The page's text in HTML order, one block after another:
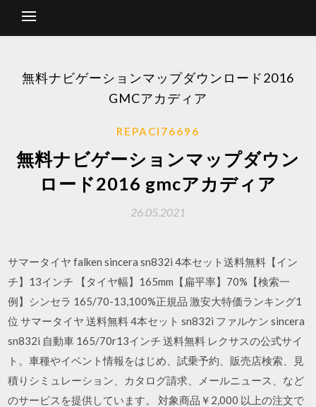
無料ナビゲーションマップダウンロード2016
GMCアカディア
REPACI76696
無料ナビゲーションマップダウン
ロード2016 gmcアカディア
26.05.2021
サマータイヤ falken sincera sn832i 4本セット送料無料【イン
チ】13インチ 【タイヤ幅】165mm【扁平率】70%【検索一
例】シンセラ 165/70-13,100%正規品 激安大特価ランキング1
位 サマータイヤ 送料無料 4本セット sn832i ファルケン sincera
sn832i 自動車 165/70r13インチ 送料無料 レクサスの公式サイ
ト。車種やイベント情報をはじめ、試乗予約、販売店検索、見
積りシミュレーション、カタログ請求、メールニュース、など
のサービスを提供しています。 対象商品￥2,000 以上の注文で